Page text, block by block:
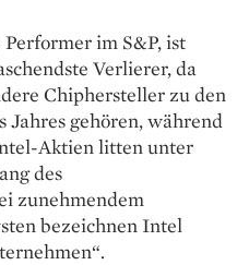
im S&P, ist
Verlierer, da
Chiphersteller zu den
Jahres gehören, während
Aktien litten unter
des
zunehmendem
bezeichnen Intel